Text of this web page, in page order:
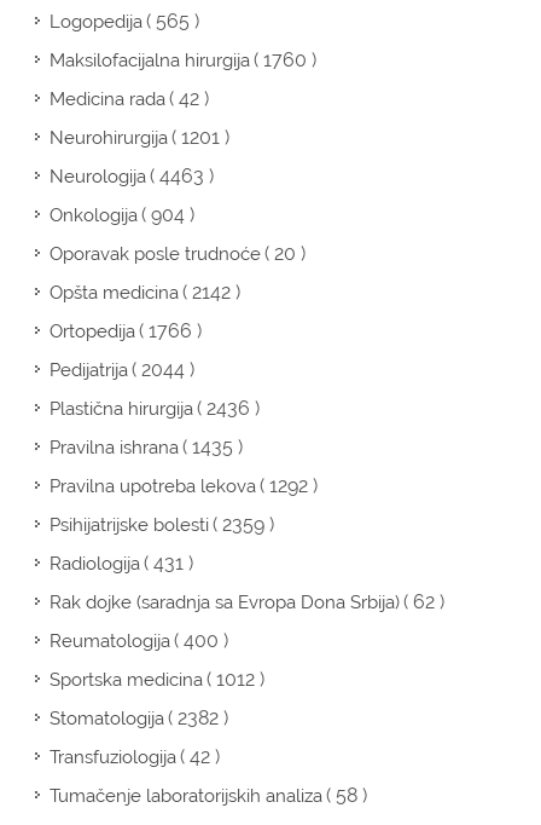
Logopedija( 565 )
Maksilofacijalna hirurgija( 1760 )
Medicina rada( 42 )
Neurohirurgija( 1201 )
Neurologija( 4463 )
Onkologija( 904 )
Oporavak posle trudnoće( 20 )
Opšta medicina( 2142 )
Ortopedija( 1766 )
Pedijatrija( 2044 )
Plastična hirurgija( 2436 )
Pravilna ishrana( 1435 )
Pravilna upotreba lekova( 1292 )
Psihijatrijske bolesti( 2359 )
Radiologija( 431 )
Rak dojke (saradnja sa Evropa Dona Srbija)( 62 )
Reumatologija( 400 )
Sportska medicina( 1012 )
Stomatologija( 2382 )
Transfuziologija( 42 )
Tumačenje laboratorijskih analiza( 58 )